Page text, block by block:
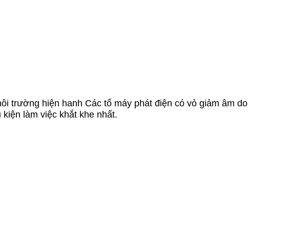
trường hiện hanh Các tổ máy phát điện có vỏ giảm âm do
làm việc khắt khe nhất.